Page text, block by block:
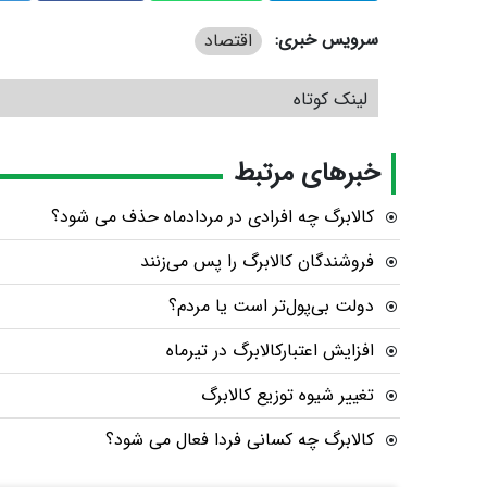
سرویس خبری: اقتصاد
لینک کوتاه
خبرهای مرتبط
کالابرگ چه افرادی در مردادماه حذف می شود؟
فروشندگان کالابرگ را پس می‌زنند
دولت بی‌پول‌تر است یا مردم؟
افزایش اعتبارکالابرگ در تیرماه
تغییر شیوه توزیع کالابرگ
کالابرگ چه کسانی فردا فعال می شود؟